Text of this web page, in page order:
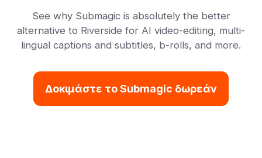
See why Submagic is absolutely the better
alternative to Riverside for AI video-editing, multi-
lingual captions and subtitles, b-rolls, and more.
Δοκιμάστε το Submagic δωρεάν